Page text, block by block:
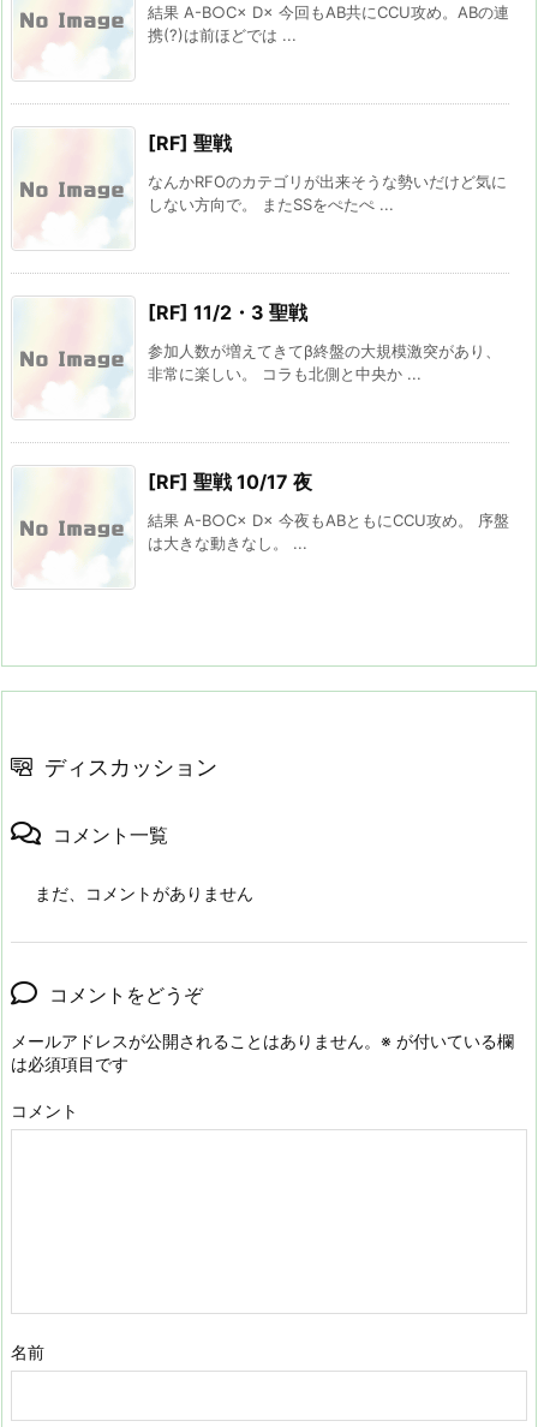
結果 A-B○C× D× 今回もAB共にCCU攻め。ABの連
携(?)は前ほどでは ...
[RF] 聖戦
なんかRFOのカテゴリが出来そうな勢いだけど気に
しない方向で。 またSSをぺたぺ ...
[RF] 11/2・3 聖戦
参加人数が増えてきてβ終盤の大規模激突があり、
非常に楽しい。 コラも北側と中央か ...
[RF] 聖戦 10/17 夜
結果 A-B○C× D× 今夜もABともにCCU攻め。 序盤
は大きな動きなし。 ...
ディスカッション
コメント一覧
まだ、コメントがありません
コメントをどうぞ
メールアドレスが公開されることはありません。 ※ が付いている欄
は必須項目です
コメント
名前